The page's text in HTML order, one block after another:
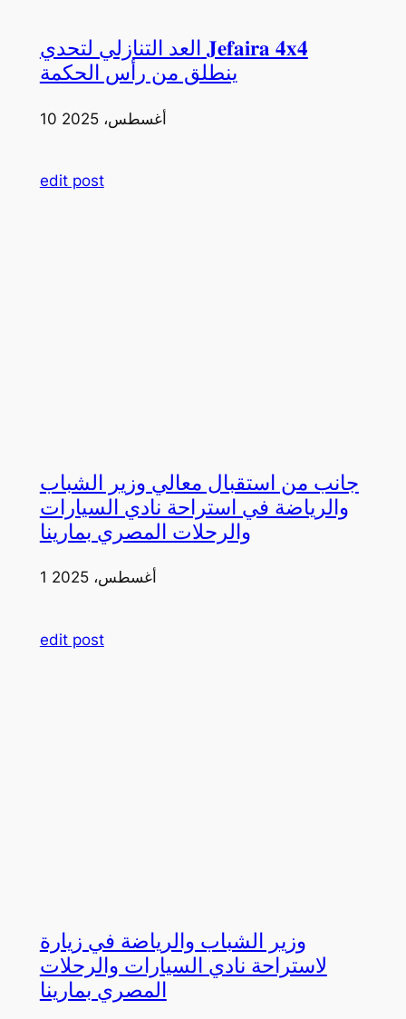
العد التنازلي لتحدي 𝐉𝐞𝐟𝐚𝐢𝐫𝐚 𝟒𝐱𝟒
ينطلق من رأس الحكمة
10 أغسطس، 2025
edit post
جانب من استقبال معالي وزير الشباب
والرياضة في استراحة نادي السيارات
والرحلات المصري بمارينا
1 أغسطس، 2025
edit post
وزير الشباب والرياضة في زيارة
لاستراحة نادي السيارات والرحلات
المصري بمارينا